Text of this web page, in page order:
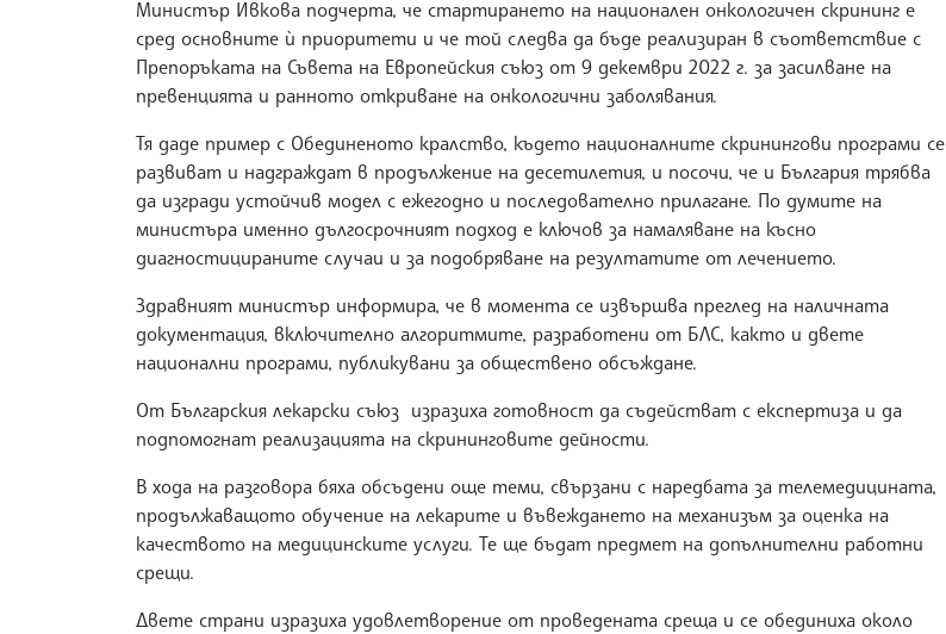
Министър Ивкова подчерта, че стартирането на национален онкологичен скрининг е
сред основните ѝ приоритети и че той следва да бъде реализиран в съответствие с
Препоръката на Съвета на Европейския съюз от 9 декември 2022 г. за засилване на
превенцията и ранното откриване на онкологични заболявания.
Тя даде пример с Обединеното кралство, където националните скринингови програми се
развиват и надграждат в продължение на десетилетия, и посочи, че и България трябва
да изгради устойчив модел с ежегодно и последователно прилагане. По думите на
министъра именно дългосрочният подход е ключов за намаляване на късно
диагностицираните случаи и за подобряване на резултатите от лечението.
Здравният министър информира, че в момента се извършва преглед на наличната
документация, включително алгоритмите, разработени от БЛС, както и двете
национални програми, публикувани за обществено обсъждане.
От Българския лекарски съюз изразиха готовност да съдействат с експертиза и да
подпомогнат реализацията на скрининговите дейности.
В хода на разговора бяха обсъдени още теми, свързани с наредбата за телемедицината,
продължаващото обучение на лекарите и въвеждането на механизъм за оценка на
качеството на медицинските услуги. Те ще бъдат предмет на допълнителни работни
срещи.
Двете страни изразиха удовлетворение от проведената среща и се обединиха около